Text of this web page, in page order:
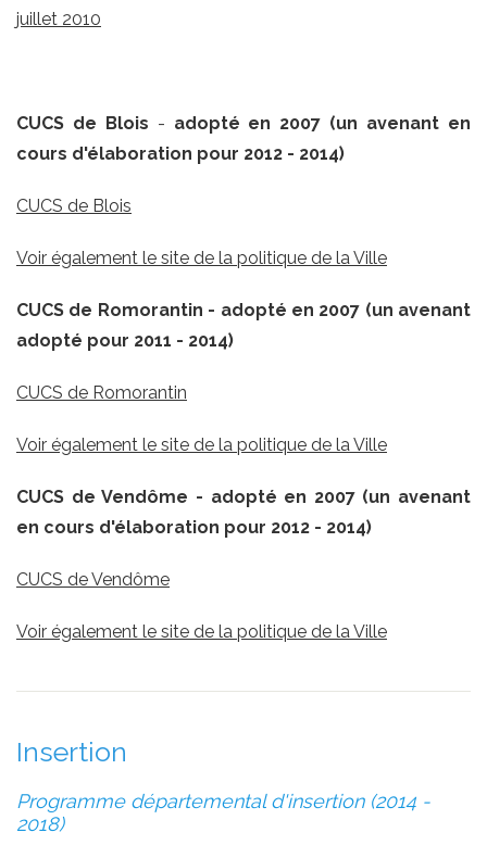
juillet 2010
CUCS de Blois - adopté en 2007 (un avenant en
cours d'élaboration pour 2012 - 2014)
CUCS de Blois
Voir également le site de la politique de la Ville
CUCS de Romorantin - adopté en 2007 (un avenant
adopté pour 2011 - 2014)
CUCS de Romorantin
Voir également le site de la politique de la Ville
CUCS de Vendôme - adopté en 2007 (un avenant
en cours d'élaboration pour 2012 - 2014)
CUCS de Vendôme
Voir également le site de la politique de la Ville
Insertion
Programme départemental d'insertion (2014 -
2018)